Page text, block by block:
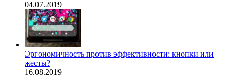
04.07.2019
Эргономичность против эффективности: кнопки или
жесты?
16.08.2019